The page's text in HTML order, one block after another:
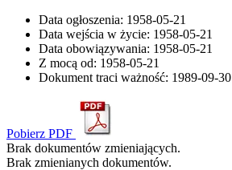
Data ogłoszenia: 1958-05-21
Data wejścia w życie: 1958-05-21
Data obowiązywania: 1958-05-21
Z mocą od: 1958-05-21
Dokument traci ważność: 1989-09-30
Pobierz PDF
Brak dokumentów zmieniających.
Brak zmienianych dokumentów.